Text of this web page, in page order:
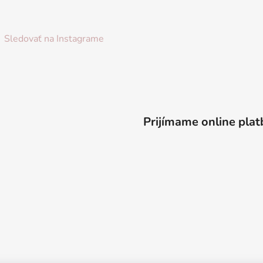
Sledovať na Instagrame
Prijímame online